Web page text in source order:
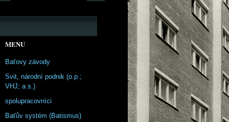
MENU
Baťovy závody
Svit, národní podnik (o.p.;
VHJ; a.s.)
spolupracovníci
Baťův systém (Batismus)